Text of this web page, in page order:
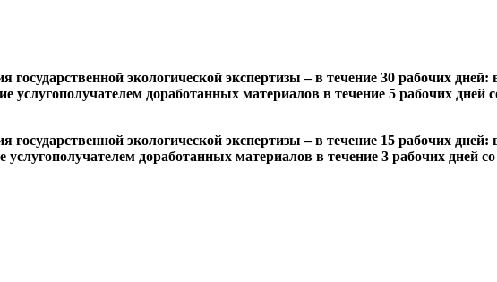
экологической экспертизы – в течение 30 рабочих
услугополучателем доработанных материалов в течение 5 рабочих
экологической экспертизы – в течение 15 рабочих
доработанных материалов в течение 3 рабочих дней